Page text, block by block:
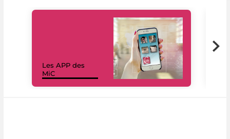
Les APP des
MiC